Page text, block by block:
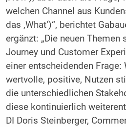
welchen Channel aus
das ,What‘)“, berichtet
ergänzt: „Die neuen Themen
Journey und Customer
einer entscheidenden Frage:
wertvolle, positive, Nutzen
die unterschiedlichen
diese kontinuierlich
DI Doris Steinberger,